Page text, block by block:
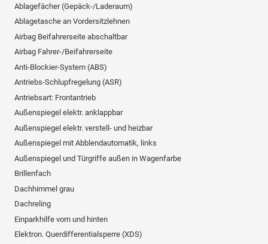
Ablagefächer (Gepäck-/Laderaum)
Ablagetasche an Vordersitzlehnen
Airbag Beifahrerseite abschaltbar
Airbag Fahrer-/Beifahrerseite
Anti-Blockier-System (ABS)
Antriebs-Schlupfregelung (ASR)
Antriebsart: Frontantrieb
Außenspiegel elektr. anklappbar
Außenspiegel elektr. verstell- und heizbar
Außenspiegel mit Abblendautomatik, links
Außenspiegel und Türgriffe außen in Wagenfarbe
Brillenfach
Dachhimmel grau
Dachreling
Einparkhilfe vorn und hinten
Elektron. Querdifferentialsperre (XDS)